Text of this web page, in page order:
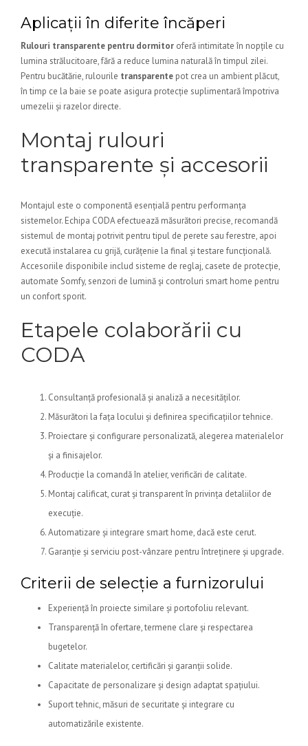
Aplicații în diferite încăperi
Rulouri transparente pentru dormitor oferă intimitate în nopțile cu
lumina strălucitoare, fără a reduce lumina naturală în timpul zilei.
Pentru bucătărie, rulourile transparente pot crea un ambient plăcut,
în timp ce la baie se poate asigura protecție suplimentară împotriva
umezelii și razelor directe.
Montaj rulouri
transparente și accesorii
Montajul este o componentă esențială pentru performanța
sistemelor. Echipa CODA efectuează măsurători precise, recomandă
sistemul de montaj potrivit pentru tipul de perete sau ferestre, apoi
execută instalarea cu grijă, curățenie la final și testare funcțională.
Accesoriile disponibile includ sisteme de reglaj, casete de protecție,
automate Somfy, senzori de lumină și controluri smart home pentru
un confort sporit.
Etapele colaborării cu
CODA
Consultanță profesională și analiză a necesităților.
Măsurători la fața locului și definirea specificațiilor tehnice.
Proiectare și configurare personalizată, alegerea materialelor
și a finisajelor.
Producție la comandă în atelier, verificări de calitate.
Montaj calificat, curat și transparent în privința detaliilor de
execuție.
Automatizare și integrare smart home, dacă este cerut.
Garanție și serviciu post-vânzare pentru întreținere și upgrade.
Criterii de selecție a furnizorului
Experiență în proiecte similare și portofoliu relevant.
Transparență în ofertare, termene clare și respectarea
bugetelor.
Calitate materialelor, certificări și garanții solide.
Capacitate de personalizare și design adaptat spațiului.
Suport tehnic, măsuri de securitate și integrare cu
automatizările existente.